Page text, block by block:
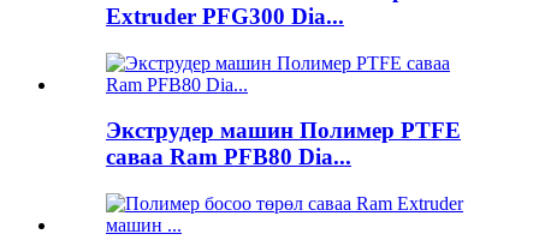
Extruder PFG300 Dia...
Экструдер машин Полимер PTFE
саваа Ram PFB80 Dia...